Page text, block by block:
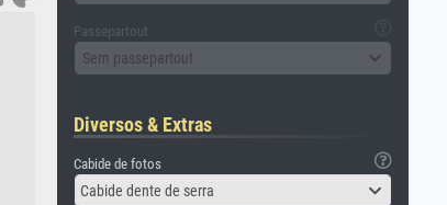
Passepartout
Sem passepartout
Diversos & Extras
Cabide de fotos
Cabide dente de serra